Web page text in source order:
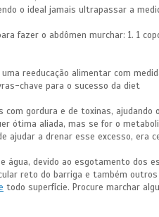
o ideal jamais ultrapassar a
fazer o abdômen murchar: 1. 1
reeducação alimentar com
chave para o sucesso da diet
gordura e de toxinas,
ótima aliada, mas se for o
ajudar a drenar esse excesso, era
água, devido ao esgotamento
reto do barriga e também
todo superfície. Procure marchar